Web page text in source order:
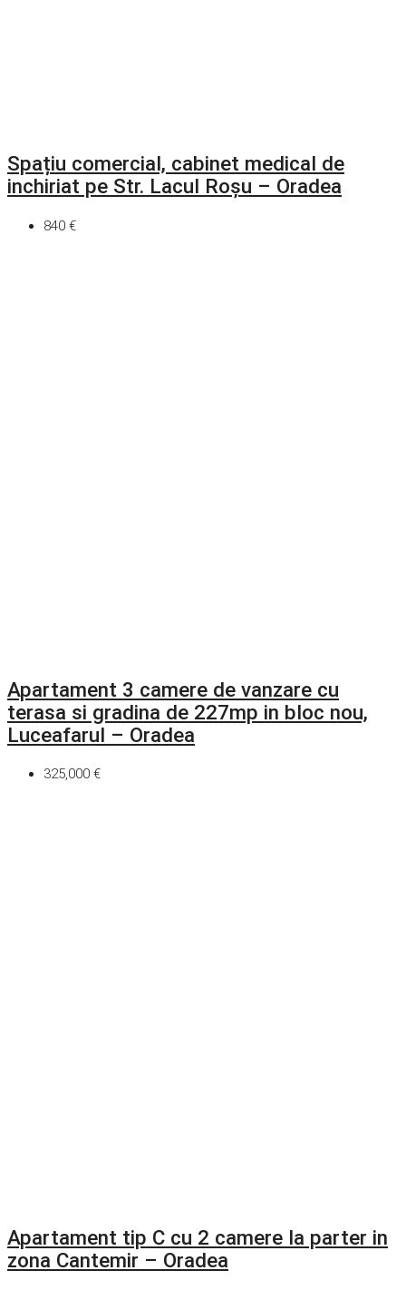
Spațiu comercial, cabinet medical de
inchiriat pe Str. Lacul Roșu – Oradea
840 €
Apartament 3 camere de vanzare cu
terasa si gradina de 227mp in bloc nou,
Luceafarul – Oradea
325,000 €
Apartament tip C cu 2 camere la parter in
zona Cantemir – Oradea